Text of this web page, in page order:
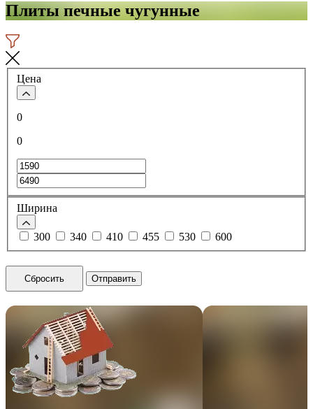
Плиты печные чугунные
Цена
0
0
Ширина
300 340 410 455 530 600
Сбросить Отправить